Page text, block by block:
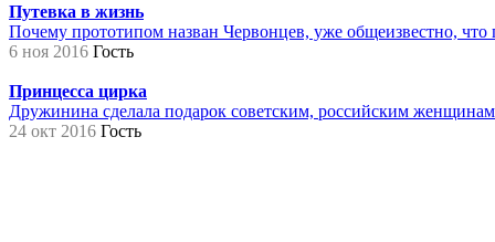
Путевка в жизнь
Почему прототипом назван Червонцев, уже общеизвестно,
6 ноя 2016 Гость
Принцесса цирка
Дружинина сделала подарок советским, российским
24 окт 2016 Гость